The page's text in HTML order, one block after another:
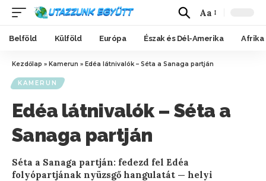
Aa
Belföld Külföld Európa Észak és Dél-Amerika Afrika
Kezdőlap » Kamerun » Edéa látnivalók – Séta a Sanaga partján
KAMERUN
Edéa látnivalók – Séta a
Sanaga partján
Séta a Sanaga partján: fedezd fel Edéa
folyópartjának nyüzsgő hangulatát — helyi